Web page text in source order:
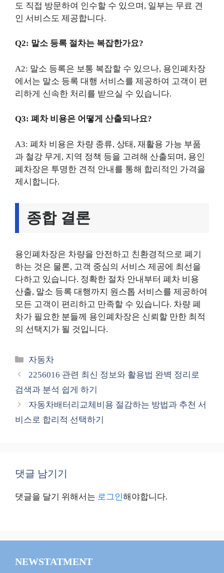
도 직접 방문하여 인수할 수 있으며, 일부는 무료 견
인 서비스도 제공합니다.
Q2: 말소 등록 절차는 복잡한가요?
A2: 말소 등록은 보통 복잡할 수 있으나, 용인폐차장
에서는 말소 등록 대행 서비스를 제공하여 고객이 편
리하게 신속한 처리를 받으실 수 있습니다.
Q3: 폐차 비용은 어떻게 산출되나요?
A3: 폐차 비용은 차량 종류, 상태, 재활용 가능 부품
과 철강 무게, 지역 정책 등을 고려해 산출되며, 용인
폐차장은 투명한 견적 안내를 통해 합리적인 가격을
제시합니다.
종합 결론
용인폐차장은 차량을 안전하고 친환경적으로 폐기
하는 것은 물론, 고객 중심의 서비스 제공에 최선을
다하고 있습니다. 정확한 절차 안내부터 폐차 비용
산출, 말소 등록 대행까지 원스톱 서비스를 제공하여
모든 고객이 편리하고 만족할 수 있습니다. 차량 폐
차가 필요한 분들께 용인폐차장은 신뢰할 만한 최적
의 선택지가 될 것입니다.
카
테
리
자동차
2256016 관련 최신 정보와 활용법 완벽 정리로
검색과 분석 쉽게 하기
자동차배터리교체비용 절감하는 방법과 추천 서
비스로 합리적 선택하기
댓글 남기기
댓글을 달기 위해서는 로그인해야합니다.
NEWSTATMENT